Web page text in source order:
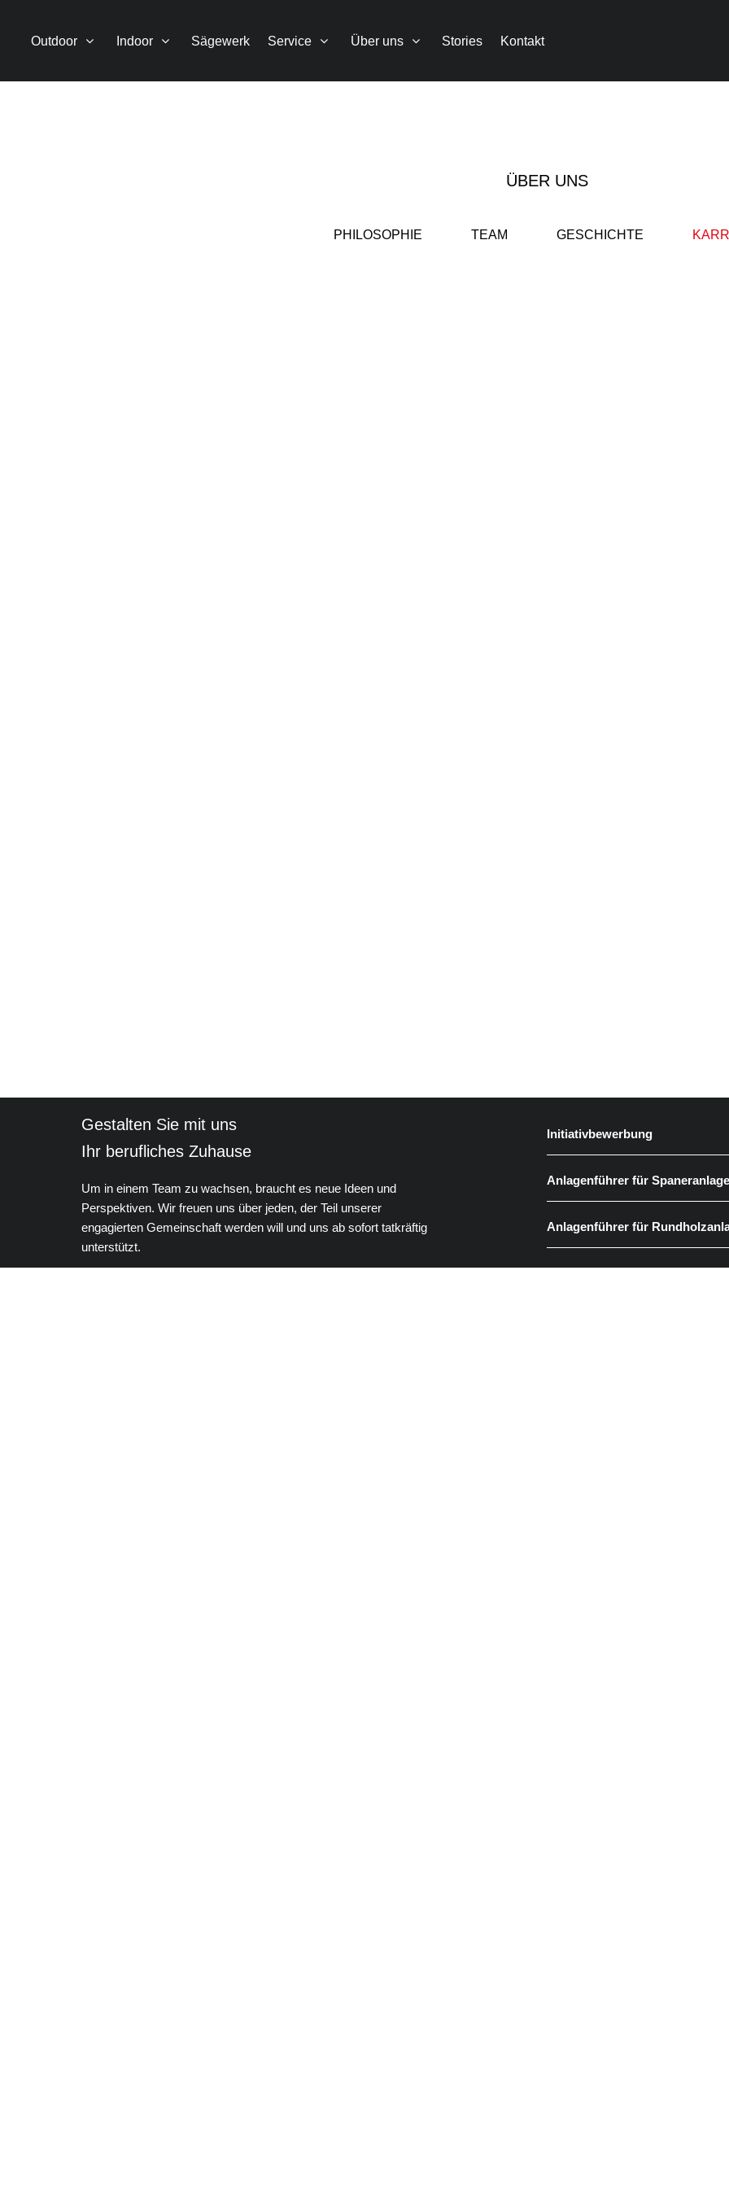
Outdoor Indoor Sägewerk Service Über uns Stories Kontakt
ÜBER UNS
PHILOSOPHIE TEAM GESCHICHTE
Gestalten Sie mit uns
Ihr berufliches Zuhause
Um in einem Team zu wachsen, braucht es neue Ideen und
Perspektiven. Wir freuen uns über jeden, der Teil unserer
engagierten Gemeinschaft werden will und uns ab sofort tatkräftig
unterstützt.
Initiativbewerbung
Anlagenführer für
Anlagenführer für